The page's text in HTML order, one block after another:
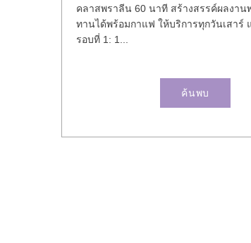
คลาสพราลีน 60 นาที สร้างสรรค์ผลงาน
ทานได้พร้อมกาแฟ ให้บริการทุกวันเสาร์
รอบที่ 1: 1...
ค้นพบ